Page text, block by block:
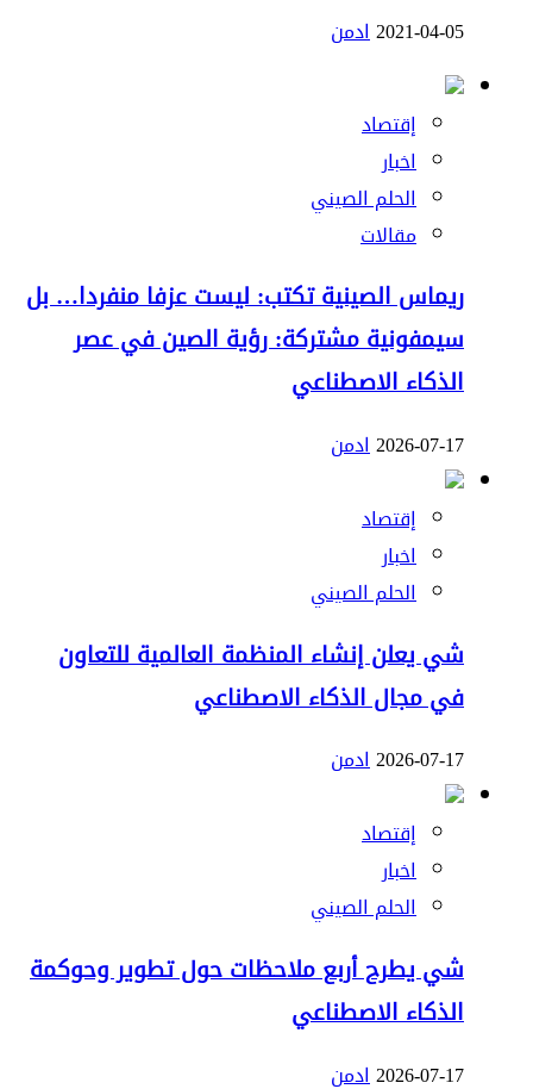
2021-04-05ادمن
إقتصاد
اخبار
الحلم الصيني
مقالات
ريماس الصينية تكتب: ليست عزفا منفردا… بل
سيمفونية مشتركة: رؤية الصين في عصر
الذكاء الاصطناعي
2026-07-17ادمن
إقتصاد
اخبار
الحلم الصيني
شي يعلن إنشاء المنظمة العالمية للتعاون
في مجال الذكاء الاصطناعي
2026-07-17ادمن
إقتصاد
اخبار
الحلم الصيني
شي يطرح أربع ملاحظات حول تطوير وحوكمة
الذكاء الاصطناعي
2026-07-17ادمن